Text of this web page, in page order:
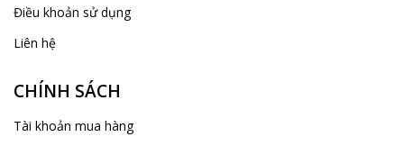
Điều khoản sử dụng
Liên hệ
CHÍNH SÁCH
Tài khoản mua hàng